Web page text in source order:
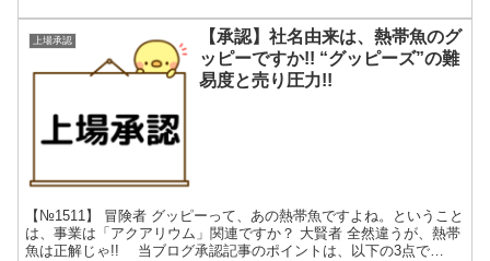
上場承認
【承認】社名由来は、熱帯魚のグ
ッピーですか!! “グッピーズ”の難
易度と売り圧力!!
【№1511】 冒険者 グッピーって、あの熱帯魚ですよね。ということ
は、事業は「アクアリウム」関連ですか？ 大賢者 全然違うが、熱帯
魚は正解じゃ!! 当ブログ承認記事のポイントは、以下の3点で